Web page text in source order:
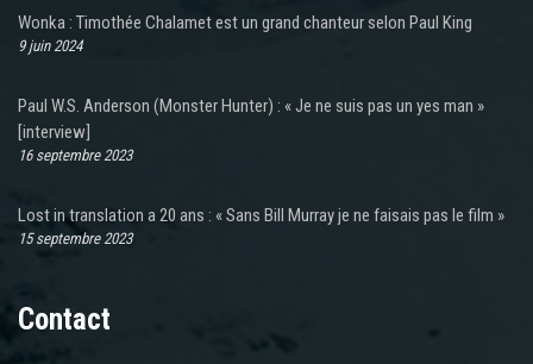
Wonka : Timothée Chalamet est un grand chanteur selon Paul King
9 juin 2024
Paul W.S. Anderson (Monster Hunter) : « Je ne suis pas un yes man »
[interview]
16 septembre 2023
Lost in translation a 20 ans : « Sans Bill Murray je ne faisais pas le film »
15 septembre 2023
Contact